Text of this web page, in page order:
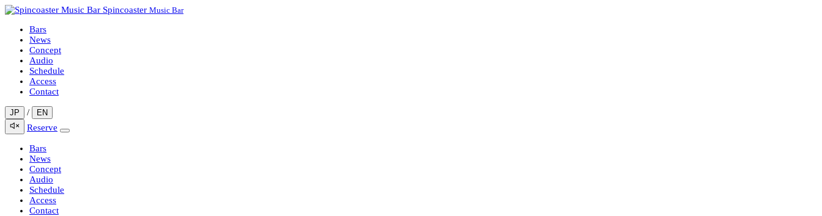
Spincoaster Music Bar
Bars
News
Concept
Audio
Schedule
Access
Contact
JP / EN
Reserve
Bars
News
Concept
Audio
Schedule
Access
Contact